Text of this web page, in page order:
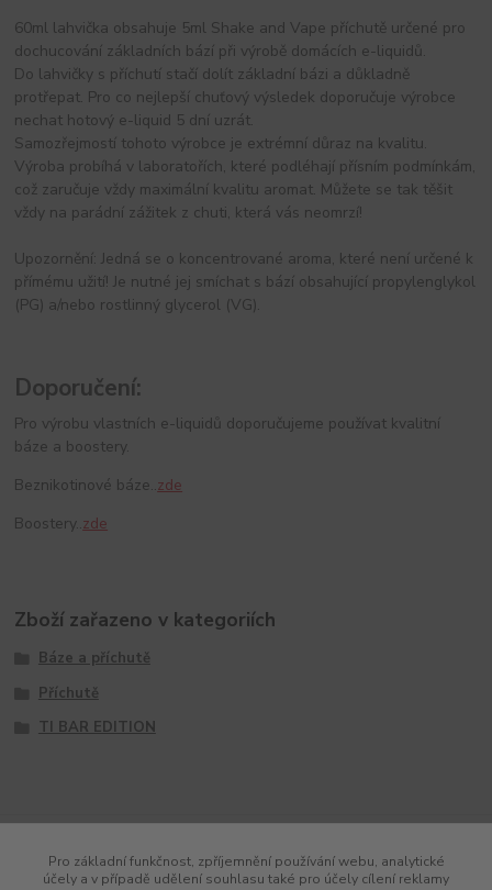
60ml lahvička obsahuje 5ml Shake and Vape příchutě určené pro
dochucování základních bází při výrobě domácích e-liquidů.
Do lahvičky s příchutí stačí dolít základní bázi a důkladně
protřepat. Pro co nejlepší chuťový výsledek doporučuje výrobce
nechat hotový e-liquid 5 dní uzrát.
Samozřejmostí tohoto výrobce je extrémní důraz na kvalitu.
Výroba probíhá v laboratořích, které podléhají přísním podmínkám,
což zaručuje vždy maximální kvalitu aromat. Můžete se tak těšit
vždy na parádní zážitek z chuti, která vás neomrzí!
Upozornění: Jedná se o koncentrované aroma, které není určené k
přímému užití! Je nutné jej smíchat s bází obsahující propylenglykol
(PG) a/nebo rostlinný glycerol (VG).
Doporučení:
Pro výrobu vlastních e-liquidů doporučujeme používat kvalitní
báze a boostery.
Beznikotinové báze..zde
Boostery..zde
Zboží zařazeno v kategoriích
Báze a příchutě
Příchutě
TI BAR EDITION
Pro základní funkčnost, zpříjemnění používání webu, analytické
účely a v případě udělení souhlasu také pro účely cílení reklamy